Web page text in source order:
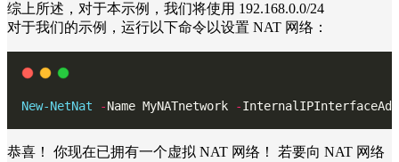
综上所述，对于本示例，我们将使用 192.168.0.0/24
对于我们的示例，运行以下命令以设置 NAT 网络：
New-NetNat -Name MyNATnetwork -
恭喜！ 你现在已拥有一个虚拟 NAT 网络！ 若要向 NAT 网络